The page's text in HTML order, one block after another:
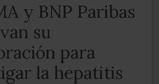
y BNP Paribas
su
para
la hepatitis